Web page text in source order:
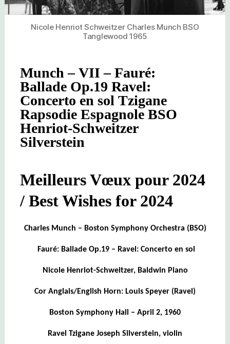
Nicole Henriot Schweitzer Charles Munch BSO
Tanglewood 1965
Munch – VII – Fauré:
Ballade Op.19 Ravel:
Concerto en sol Tzigane
Rapsodie Espagnole BSO
Henriot-Schweitzer
Silverstein
Meilleurs Vœux pour 2024
/ Best Wishes for 2024
Charles Munch – Boston Symphony Orchestra (BSO)
Fauré: Ballade Op.19 – Ravel: Concerto en sol
Nicole Henriot-Schweitzer, Baldwin Piano
Cor Anglais/English Horn: Louis Speyer (Ravel)
Boston Symphony Hall – April 2, 1960
Ravel Tzigane Joseph Silverstein, violin